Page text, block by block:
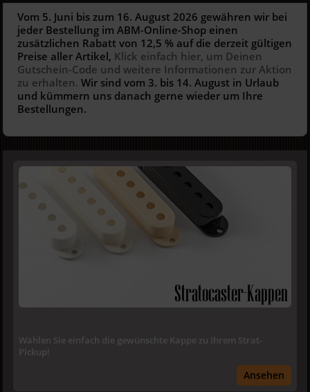
Vom 5. Juni bis zum 16. August 2026 gewähren wir bei
jeder Bestellung im ABM-Online-Shop einen
zusätzlichen Rabatt von 12,5 % auf die derzeit gültigen
Preise aller Artikel, Klick einfach hier, um Deinen
Gutschein-Code und weitere Informationen zur Aktion
zu erhalten. Wir sind vom 3. bis 14. August in Urlaub
und kümmern uns danach gerne wieder um Ihre
Bestellungen.
Stratocaster-Kappen
Wählen Sie einfach die gewünschte Kappe zu Ihrem Strat-
Pickup!
Ansehen